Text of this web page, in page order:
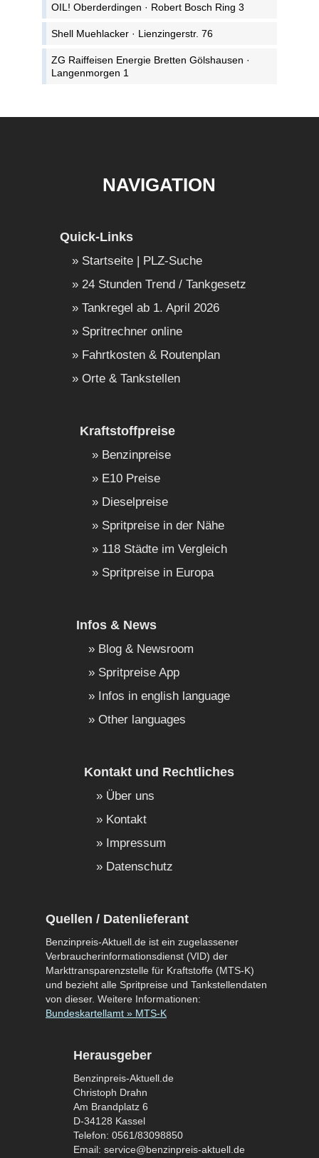
OIL! Oberderdingen · Robert Bosch Ring 3
Shell Muehlacker · Lienzingerstr. 76
ZG Raiffeisen Energie Bretten Gölshausen ·
Langenmorgen 1
NAVIGATION
Quick-Links
Startseite | PLZ-Suche
24 Stunden Trend / Tankgesetz
Tankregel ab 1. April 2026
Spritrechner online
Fahrtkosten & Routenplan
Orte & Tankstellen
Kraftstoffpreise
Benzinpreise
E10 Preise
Dieselpreise
Spritpreise in der Nähe
118 Städte im Vergleich
Spritpreise in Europa
Infos & News
Blog & Newsroom
Spritpreise App
Infos in english language
Other languages
Kontakt und Rechtliches
Über uns
Kontakt
Impressum
Datenschutz
Quellen / Datenlieferant
Benzinpreis-Aktuell.de ist ein zugelassener
Verbraucherinformationsdienst (VID) der
Markttransparenzstelle für Kraftstoffe (MTS-K)
und bezieht alle Spritpreise und Tankstellendaten
von dieser. Weitere Informationen:
Bundeskartellamt » MTS-K
Herausgeber
Benzinpreis-Aktuell.de
Christoph Drahn
Am Brandplatz 6
D-34128 Kassel
Telefon: 0561/83098850
Email: service@benzinpreis-aktuell.de